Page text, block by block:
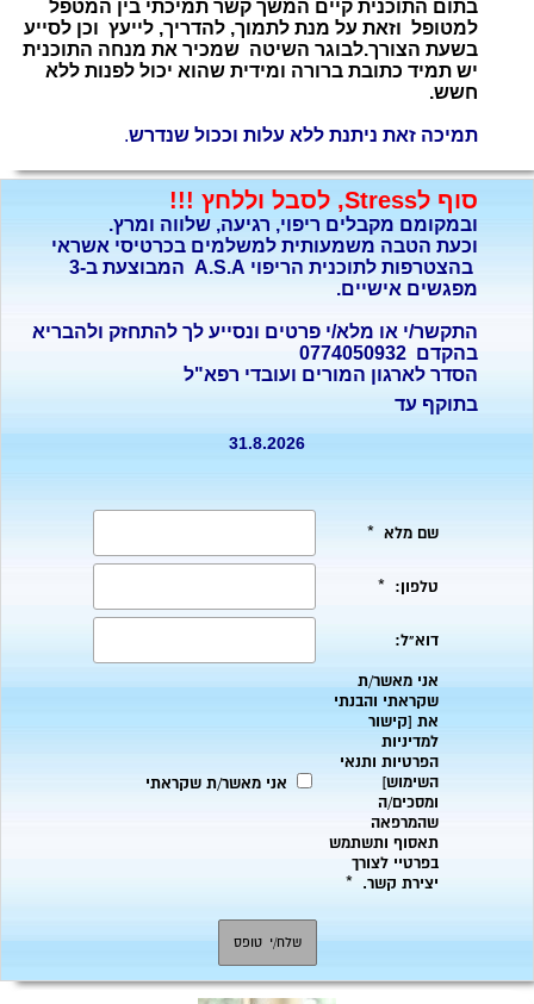
סוף לStress, לסבל וללחץ !!!
ובמקומם מקבלים ריפוי, רגיעה, שלווה ומרץ.
וכעת הטבה משמעותית למשלמים בכרטיסי אשראי
בהצטרפות לתוכנית הריפוי A.S.A המבוצעת ב-3
מפגשים אישיים.
התקשר/י או מלא/י פרטים ונסייע לך להתחזק ולהבריא
בהקדם 0774050932
הסדר לארגון המורים ועובדי רפא"ל
בתוקף עד
31.8.2026
בתום התוכניתקיים המשך קשר תמיכתי בין המטפל
למטופל וזאת על מנת לתמוך, להדריך, לייעץ וכן לסייע
בשעת הצורך.לבוגר השיטה שמכיר את מנחה התוכנית
יש תמיד כתובת ברורה ומידית שהוא יכול לפנות ללא
חשש.
תמיכה זאת ניתנת ללא עלות וככול שנדרש.